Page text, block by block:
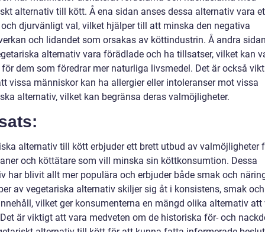
alternativ till kött. Å ena sidan anses dessa alternativ vara
djurvänligt val, vilket hjälper till att minska den negativa
och lidandet som orsakas av köttindustrin. Å andra
alternativ vara förädlade och ha tillsatser, vilket kan
dem som föredrar mer naturliga livsmedel. Det är också
vissa människor kan ha allergier eller intoleranser mot vissa
alternativ, vilket kan begränsa deras valmöjligheter.
alternativ till kött erbjuder ett brett utbud av valmöjligheter
och köttätare som vill minska sin köttkonsumtion. Dessa
har blivit allt mer populära och erbjuder både smak och
av vegetariska alternativ skiljer sig åt i konsistens, smak och
vilket ger konsumenterna en mängd olika alternativ att
är viktigt att vara medveten om de historiska för- och